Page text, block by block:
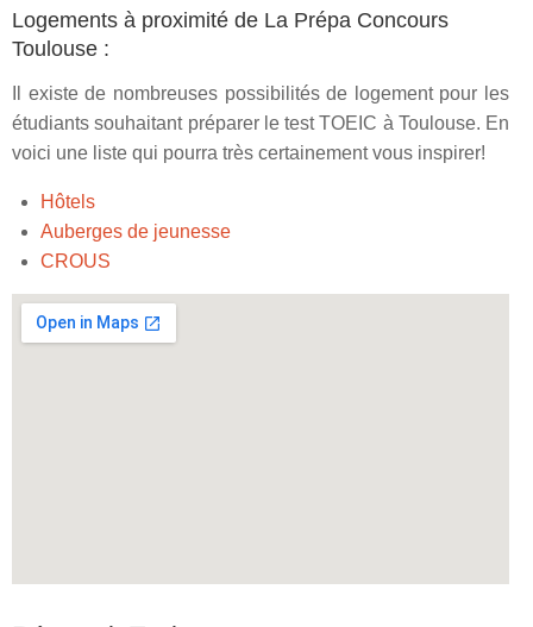
Logements à proximité de La Prépa Concours
Toulouse :
Il existe de nombreuses possibilités de logement pour les
étudiants souhaitant préparer le test TOEIC à Toulouse. En
voici une liste qui pourra très certainement vous inspirer!
Hôtels
Auberges de jeunesse
CROUS